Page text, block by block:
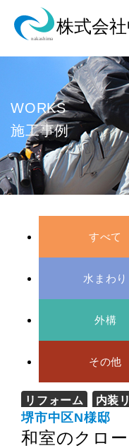
WORKS
施工事例
すべて
水まわり
外構
その他
リフォーム 内装
堺市中区N様邸
和室のクロ